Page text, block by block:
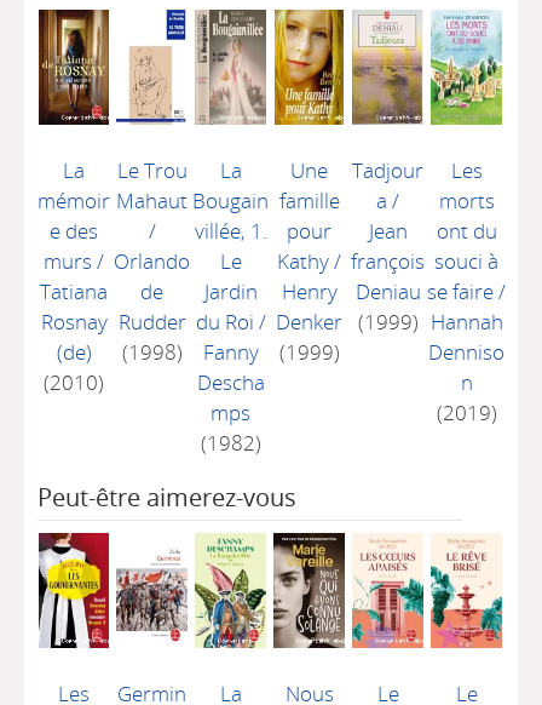
La
mémoir
e des
murs /
Tatiana
Rosnay
(de)
(2010)
Le Trou
Mahaut
/
Orlando
de
Rudder
(1998)
La
Bougain
villée, 1.
Le
Jardin
du Roi /
Fanny
Descha
mps
(1982)
Une
famille
pour
Kathy/
Henry
Denker
(1999)
Tadjour
a /
Jean
françois
Deniau
(1999)
Les
morts
ont du
souci à
se faire/
Hannah
Denniso
n
(2019)
Peut-être aimerez-vous
Les Germin La Nous Le Le